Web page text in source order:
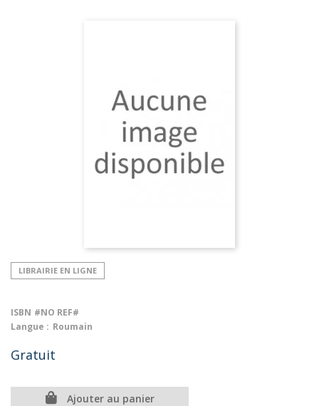
LIBRAIRIE EN LIGNE
ISBN #NO REF#
Langue : Roumain
Gratuit
Ajouter au panier